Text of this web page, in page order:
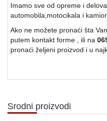
Imamo sve od opreme i
automobila,motocikala i
Ako ne možete pronaći šta
putem kontakt forme , ili na
pronaći željeni proizvod i u
Srodni proizvodi